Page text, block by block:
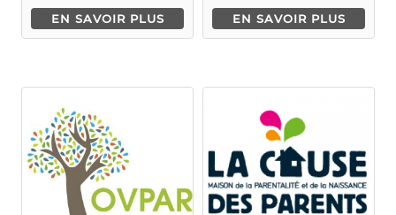
EN SAVOIR PLUS EN SAVOIR PLUS